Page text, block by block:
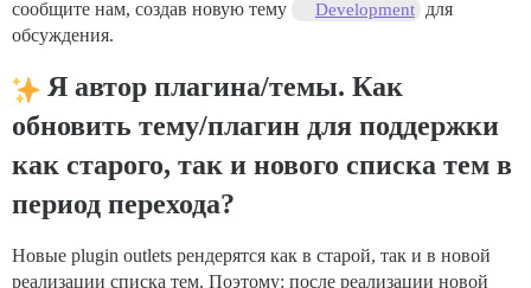
сообщите нам, создав новую тему
Development
для
обсуждения.
Я автор плагина/темы. Как
обновить тему/плагин для поддержки
как старого, так и нового списка тем в
период перехода?
Новые plugin outlets рендерятся как в старой, так и в новой
реализации списка тем. Поэтому: после реализации новой